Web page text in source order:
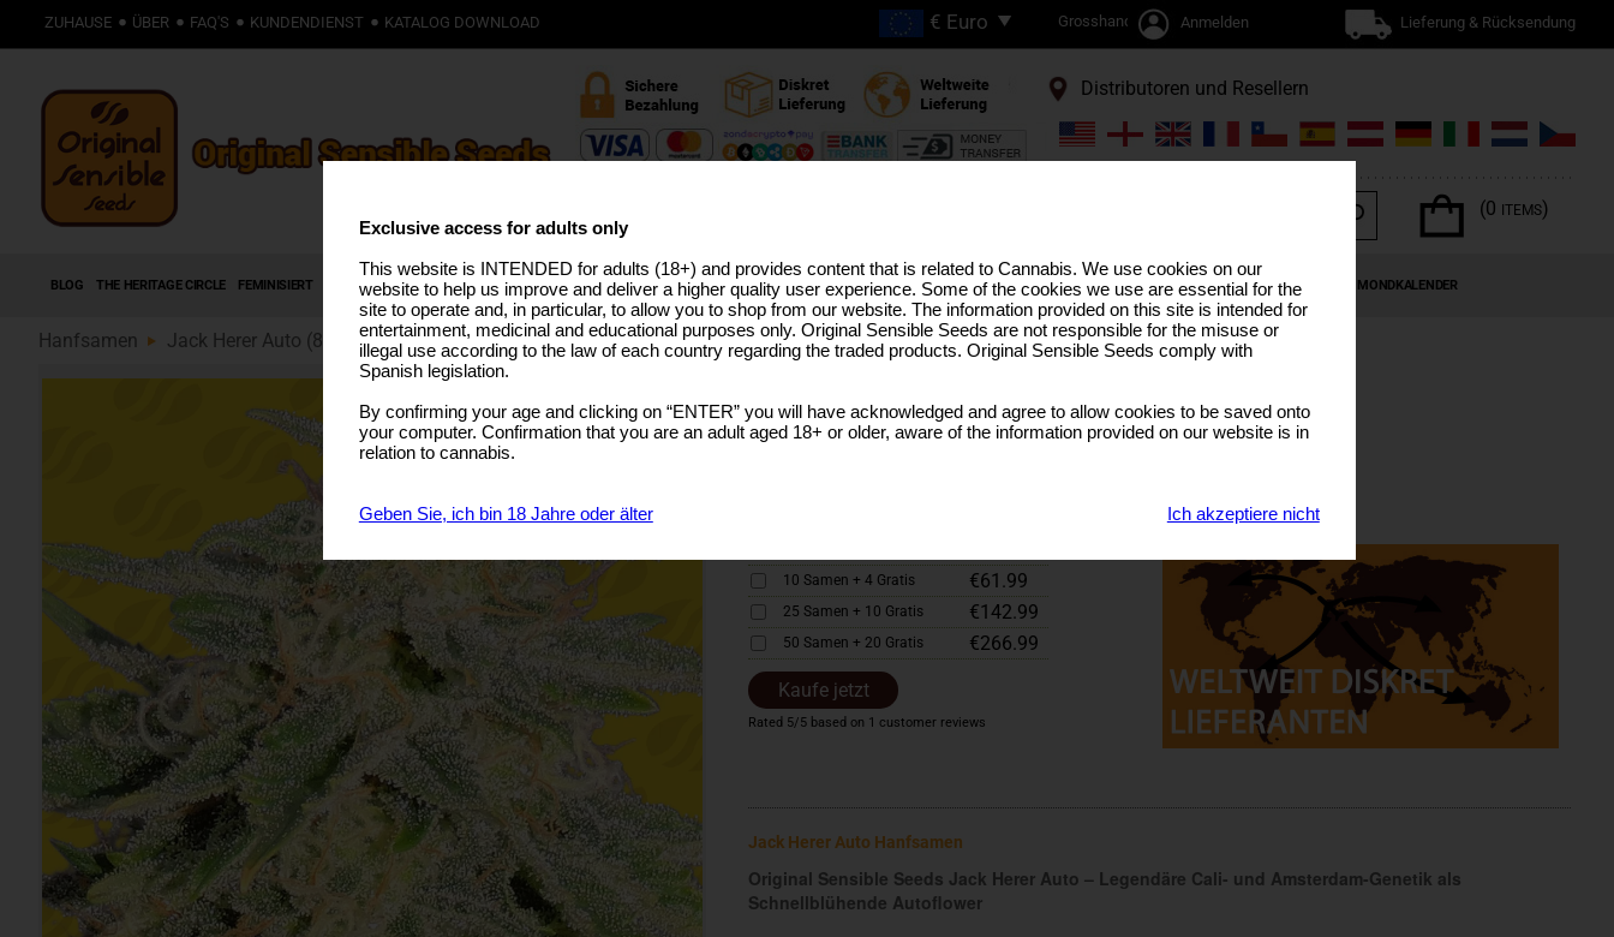
ZUHAUSE ÜBER FAQ'S KUNDENDIENST KATALOG DOWNLOAD Grosshandel Anmelden Lieferung & Rücksendung
Distributoren und Resellern
(0 ITEMS)
BLOG THE HERITAGE CIRCLE FEMINISIERT AUTOFLOWERING SAMEN HIGH THC ZÜCHTUNGEN PRO-LINIE MEDIZINISCHES SAATGUT USA ZÜCHTUNGEN BULK-SAMEN CANNABIS-TERPENE SONDERANGEBOTE MONDKALENDER
Hanfsamen Jack Herer Auto (89)
Jack HererxAutoflowering
SELECT A GEBINDE
10 Samen + 4 Gratis €61.99
25 Samen + 10 Gratis €142.99
50 Samen + 20 Gratis €266.99
Kaufe jetzt
Rated 5/5 based on 1 customer reviews
Jack Herer Auto Hanfsamen
Original Sensible Seeds Jack Herer Auto – Legendäre Cali- und Amsterdam-Genetik als
Schnellblühende Autoflower
Exclusive access for adults only
This website is INTENDED for adults (18+) and provides content that is related to Cannabis. We use cookies on our
website to help us improve and deliver a higher quality user experience. Some of the cookies we use are essential for the
site to operate and, in particular, to allow you to shop from our website. The information provided on this site is intended for
entertainment, medicinal and educational purposes only. Original Sensible Seeds are not responsible for the misuse or
illegal use according to the law of each country regarding the traded products. Original Sensible Seeds comply with
Spanish legislation.
By confirming your age and clicking on “ENTER” you will have acknowledged and agree to allow cookies to be saved onto
your computer. Confirmation that you are an adult aged 18+ or older, aware of the information provided on our website is in
relation to cannabis.
Geben Sie, ich bin 18 Jahre oder älter Ich akzeptiere nicht